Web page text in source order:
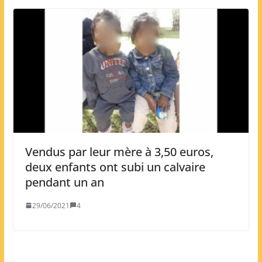
Vendus par leur mère à 3,50 euros,
deux enfants ont subi un calvaire
pendant un an
29/06/2021 4